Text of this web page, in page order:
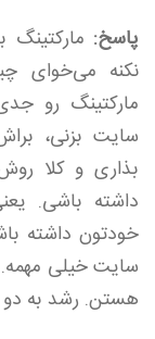
پاسخ:
نکنه می‌خوای
مارکتینگ رو
سایت بزنی،
بذاری و کلا
داشته باشی.
خودتون داشته
سایت خیلی مهمه.
هستن. رشد به